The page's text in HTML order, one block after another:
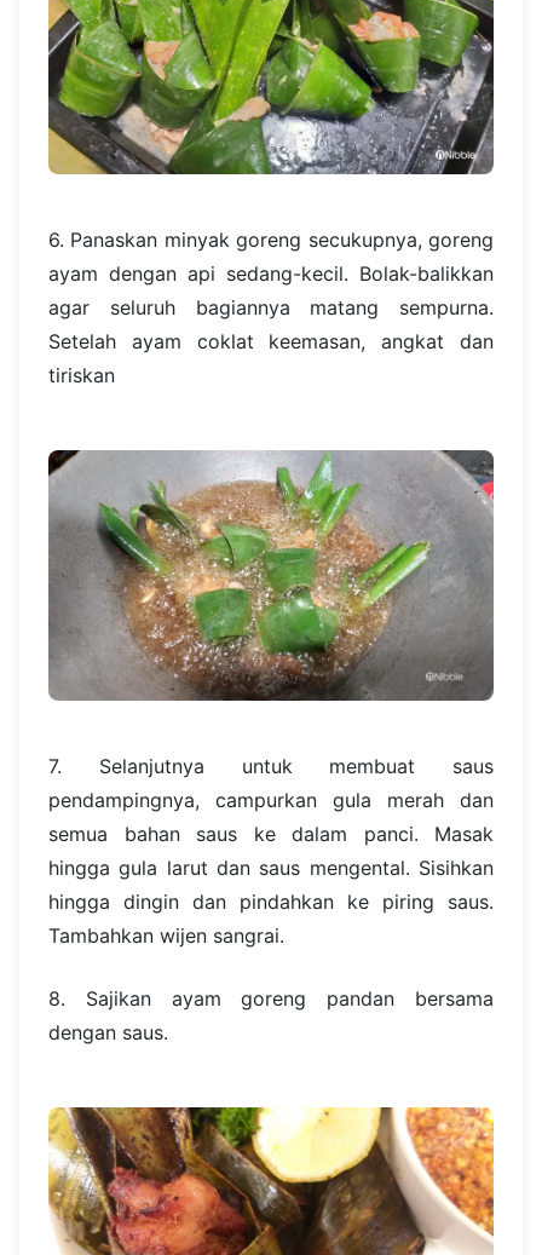
6. Panaskan minyak goreng secukupnya, goreng
ayam dengan api sedang-kecil. Bolak-balikkan
agar seluruh bagiannya matang sempurna.
Setelah ayam coklat keemasan, angkat dan
tiriskan
7. Selanjutnya untuk membuat saus
pendampingnya, campurkan gula merah dan
semua bahan saus ke dalam panci. Masak
hingga gula larut dan saus mengental. Sisihkan
hingga dingin dan pindahkan ke piring saus.
Tambahkan wijen sangrai.
8. Sajikan ayam goreng pandan bersama
dengan saus.